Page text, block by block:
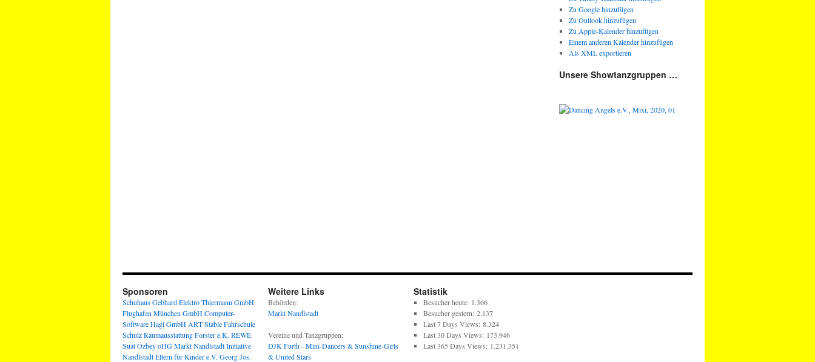
Zu Google hinzufügen
Zu Outlook hinzufügen
Zu Apple-Kalender hinzufügen
Einem anderen Kalender hinzufügen
Als XML exportieren
Unsere Showtanzgruppen …
Sponsoren
Schuhaus GebhardElektro Thiermann GmbH
Flughafen München GmbHComputer-
Software Hagl GmbH ART StableFahrschule
SchulzRaumausstattung Forster e.K. REWE
Suat Özbey oHGMarkt NandlstadtInitiative
Nandlstadt Eltern für Kinder e.V. Georg Jos.
Weitere Links
Behörden:
Markt Nandlstadt
Vereine und Tanzgruppen:
DJK Furth - Mini-Dancers & Sunshine-Girls
& United Stars
Statistik
Besucher heute: 1.366
Besucher gestern: 2.137
Last 7 Days Views: 8.324
Last 30 Days Views: 173.946
Last 365 Days Views: 1.231.351